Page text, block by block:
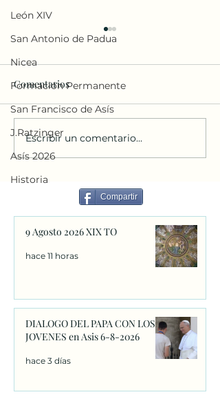
León XIV
San Antonio de Padua
Nicea
Formación Permanente
San Francisco de Asís
J.Ratzinger
Asís 2026
Historia
DIALOGO DEL PAPA CON
LOS JOVENES en Asis 6-
8-2026
Comentarios
Escribir un comentario...
Compartir
9 Agosto 2026 XIX TO
hace 11 horas
DIALOGO DEL PAPA CON LOS
JOVENES en Asis 6-8-2026
hace 3 días